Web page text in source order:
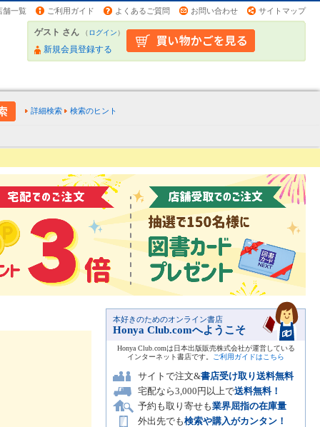
舗一覧 ご利用ガイド よくあるご質問 お問い合わせ サイトマップ
ゲスト さん （ログイン）
新規会員登録する
詳細検索 検索のヒント
本好きのためのオンライン書店
Honya Club.comへようこそ
Honya Club.comは日本出版販売株式会社が運営している
インターネット書店です。
ご利用ガイドはこちら
サイトで注文&書店受け取り送料無料
宅配なら3,000円以上で送料無料！
予約も取り寄せも業界屈指の在庫量
外出先でも検索や購入がカンタン！